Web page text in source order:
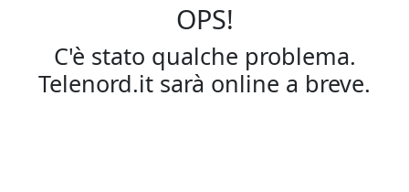
OPS!
C'è stato qualche problema.
Telenord.it sarà online a breve.